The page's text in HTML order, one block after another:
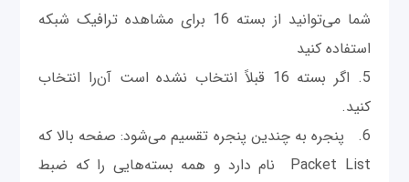
شما می‌توانید از بسته 16 برای مشاهده ترافیک شبکه
استفاده کنید
5. اگر بسته 16 قبلاً انتخاب نشده است آن‌را انتخاب
کنید.
6. پنجره به چندین پنجره تقسیم می‌شود: صفحه بالا که
Packet List نام دارد و همه بسته‌هایی را که ضبط